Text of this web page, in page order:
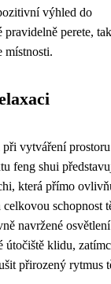
výhled do
pravidelně perete,
místnosti.
vytváření prostoru
feng shui
která přímo
schopnost
navržené osvětlení
útočiště klidu,
přirozený rytmus